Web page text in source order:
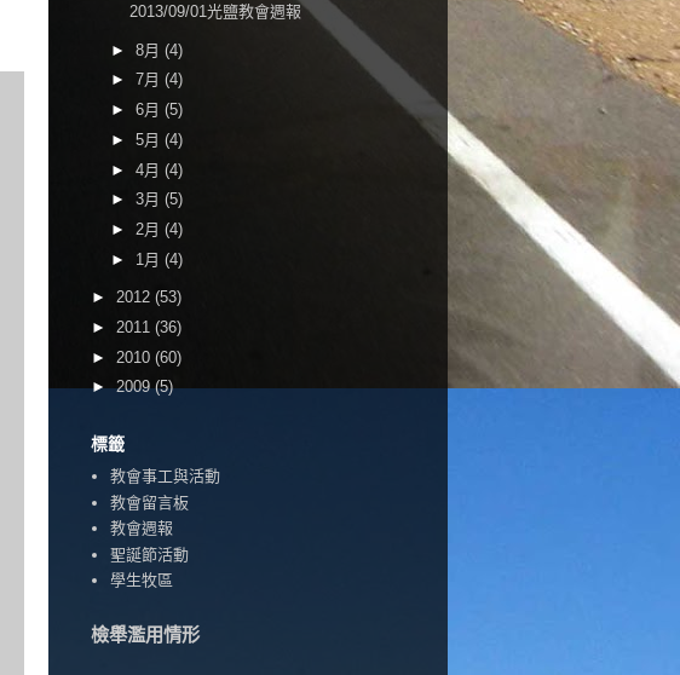
2013/09/01光鹽教會週報
► 8月 (4)
► 7月 (4)
► 6月 (5)
► 5月 (4)
► 4月 (4)
► 3月 (5)
► 2月 (4)
► 1月 (4)
► 2012 (53)
► 2011 (36)
► 2010 (60)
►2009(5)
標籤
教會事工與活動
教會留言板
教會週報
聖誕節活動
學生牧區
檢舉濫用情形